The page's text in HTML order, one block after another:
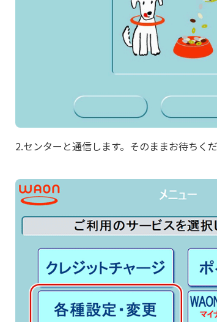
2.センターと通信します。そのままお待ちく